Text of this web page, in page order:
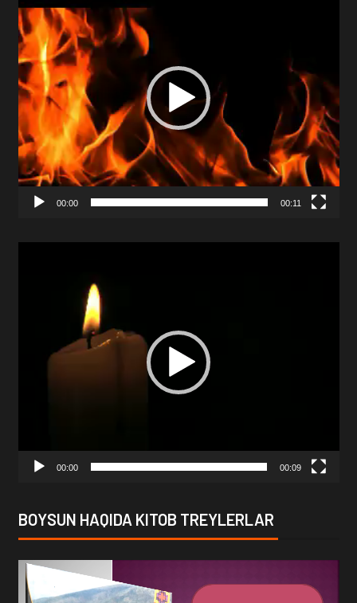
Player
00:00 00:11
00:00 00:09
BOYSUN HAQIDA KITOB TREYLERLAR
Video
Player